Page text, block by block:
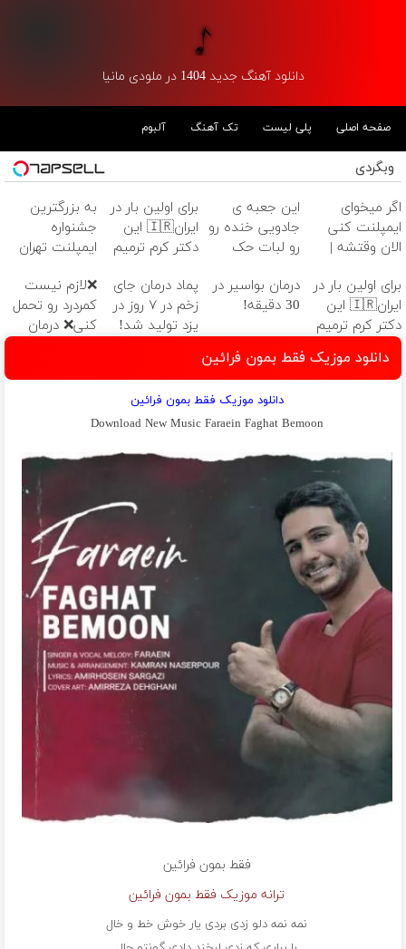
دانلود آهنگ جدید 1404 در ملودی مانیا
صفحه اصلی پلی لیست تک آهنگ آلبوم
وبگردی
اگر میخوای
ایمپلنت کنی
الان وقتشه |
میلیون تومان!!!
این جعبه ی
جادویی خنده رو
رو لبات حک
خرید40%تخفیف
برای اولین بار در
ایران🇮🇷 این
دکتر کرم ترمیم
ساخت!
به بزرگترین
جشنواره
ایمپلنت تهران
فقط ۲۵ میلیون
!
برای اولین بار در
ایران🇮🇷 این
دکتر کرم ترمیم
ساخت!
درمان بواسیر در
30 دقیقه!
پماد درمان جای
زخم در ۷ روز در
یزد تولید شد!
❌لازم نیست
کمردرد رو تحمل
کنی❌ درمان
(پرسشنامه)
دانلود موزیک فقط بمون فرائین
دانلود موزیک فقط بمون فرائین
Download New Music Faraein Faghat Bemoon
فقط بمون فرائین
ترانه موزیک فقط بمون فرائین
نمه نمه دلو زدی بردی یار خوش خط و خال